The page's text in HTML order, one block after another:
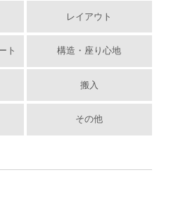
レイアウト
ト 構造・座り心地
搬入
その他